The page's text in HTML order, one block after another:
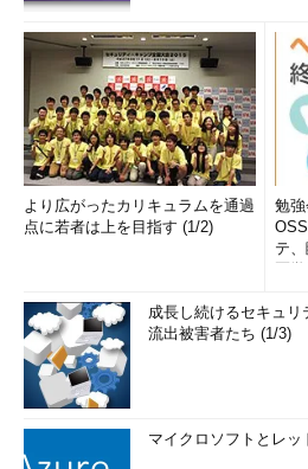
より広がったカリキュラムを通過
点に若者は上を目指す (1/2)
勉
テ
成長し続けるセキュ
流出被害者たち (1/3)
マイクロソフトとレ